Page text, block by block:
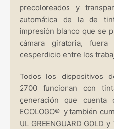
precoloreados y
automática de la de
impresión blanco que se
cámara giratoria,
desperdicio entre los
Todos los dispositivos
2700 funcionan con
generación que cuenta
ECOLOGO® y también
UL GREENGUARD GOLD